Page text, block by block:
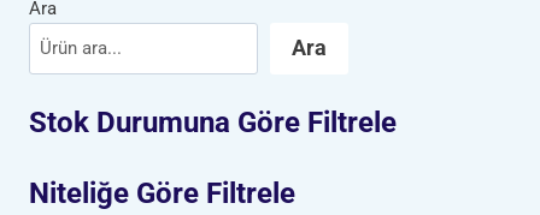
Ara
Ara
Stok Durumuna Göre Filtrele
Niteliğe Göre Filtrele